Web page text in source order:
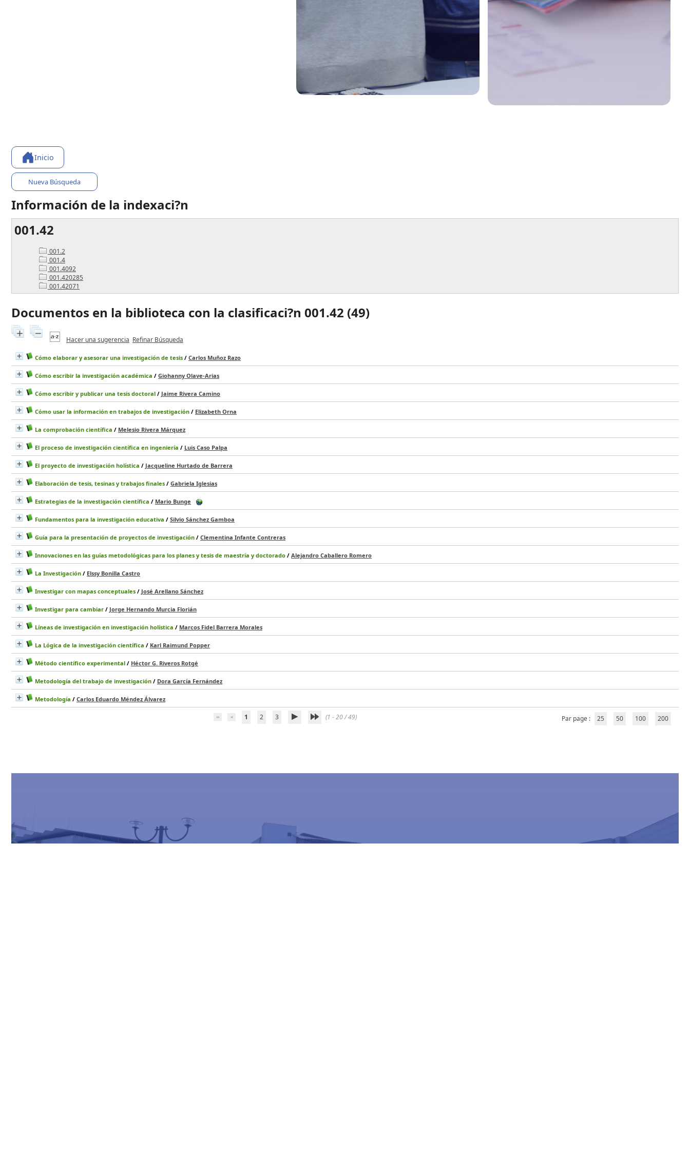
Inicio
Nueva Búsqueda
Información de la indexaci?n
001.42
001.2
001.4
001.4092
001.420285
001.42071
Documentos en la biblioteca con la clasificaci?n 001.42 (49)
Hacer una sugerencia Refinar Búsqueda
Cómo elaborar y asesorar una investigación de tesis / Carlos Muñoz Razo
Cómo escribir la investigación académica / Giohanny Olave-Arias
Cómo escribir y publicar una tesis doctoral / Jaime Rivera Camino
Cómo usar la información en trabajos de investigación / Elizabeth Orna
La comprobación científica / Melesio Rivera Márquez
El proceso de investigación científica en ingeniería / Luis Caso Palpa
El proyecto de investigación holística / Jacqueline Hurtado de Barrera
Elaboración de tesis, tesinas y trabajos finales / Gabriela Iglesias
Estrategias de la investigación científica / Mario Bunge
Fundamentos para la investigación educativa / Silvio Sánchez Gamboa
Guía para la presentación de proyectos de investigación / Clementina Infante Contreras
Innovaciones en las guías metodológicas para los planes y tesis de maestría y doctorado / Alejandro Caballero Romero
La Investigación / Elssy Bonilla Castro
Investigar con mapas conceptuales / José Arellano Sánchez
Investigar para cambiar / Jorge Hernando Murcia Florián
Líneas de investigación en investigación holística / Marcos Fidel Barrera Morales
La Lógica de la investigación científica / Karl Raimund Popper
Método científico experimental / Héctor G. Riveros Rotgé
Metodología del trabajo de investigación / Dora García Fernández
Metodología / Carlos Eduardo Méndez Álvarez
1 2 3 (1 - 20 / 49) Par page : 25 50 100 200